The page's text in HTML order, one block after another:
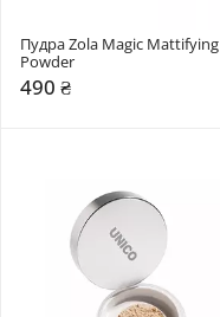
Пудра Zola Magic Mattifying
Powder
490 ₴